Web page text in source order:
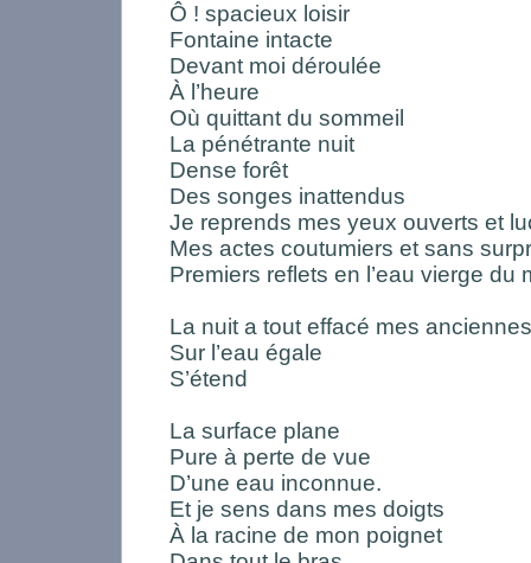
Ô ! spacieux loisir
Fontaine intacte
Devant moi déroulée
À l’heure
Où quittant du sommeil
La pénétrante nuit
Dense forêt
Des songes inattendus
Je reprends mes yeux ouverts et
Mes actes coutumiers et sans
Premiers reflets en l’eau vierge du
La nuit a tout effacé mes
Sur l’eau égale
S’étend
La surface plane
Pure à perte de vue
D’une eau inconnue.
Et je sens dans mes doigts
À la racine de mon poignet